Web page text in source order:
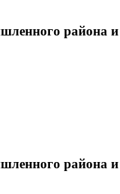
района
района